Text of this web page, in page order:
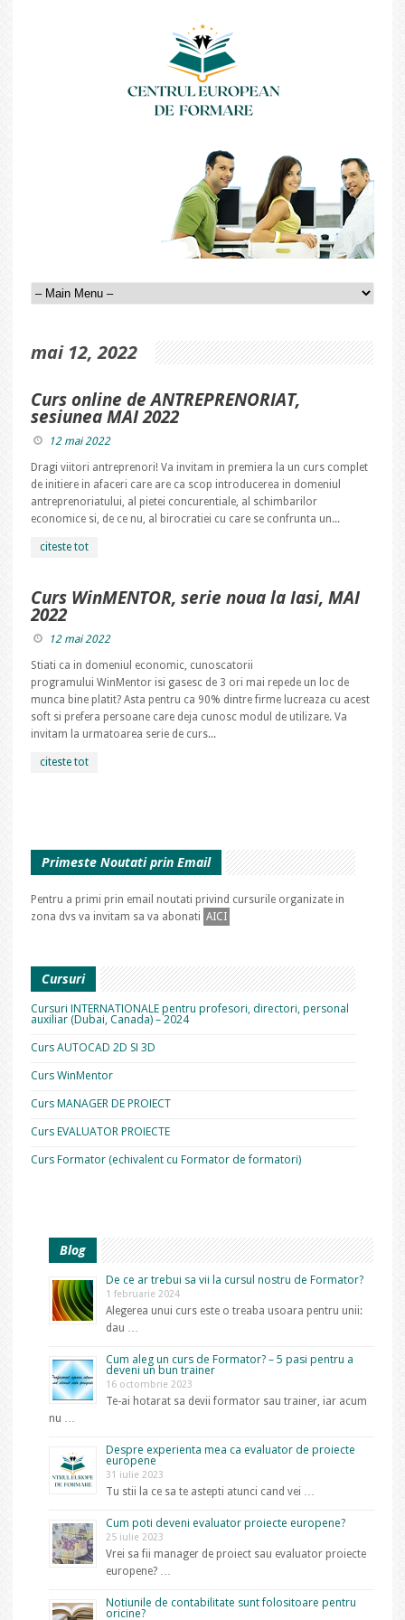
mai 12, 2022
Curs online de ANTREPRENORIAT,
sesiunea MAI 2022
12 mai 2022
Dragi viitori antreprenori! Va invitam in premiera la un curs complet
de initiere in afaceri care are ca scop introducerea in domeniul
antreprenoriatului, al pietei concurentiale, al schimbarilor
economice si, de ce nu, al birocratiei cu care se confrunta un...
citeste tot
Curs WinMENTOR, serie noua la Iasi, MAI
2022
12 mai 2022
Stiati ca in domeniul economic, cunoscatorii
programului WinMentor isi gasesc de 3 ori mai repede un loc de
munca bine platit? Asta pentru ca 90% dintre firme lucreaza cu acest
soft si prefera persoane care deja cunosc modul de utilizare. Va
invitam la urmatoarea serie de curs...
citeste tot
Primeste Noutati prin Email
Pentru a primi prin email noutati privind cursurile organizate in
zona dvs va invitam sa va abonati AICI
Cursuri
Cursuri INTERNATIONALE pentru profesori, directori, personal
auxiliar (Dubai, Canada) – 2024
Curs AUTOCAD 2D SI 3D
Curs WinMentor
Curs MANAGER DE PROIECT
Curs EVALUATOR PROIECTE
Curs Formator (echivalent cu Formator de formatori)
Blog
De ce ar trebui sa vii la cursul nostru de Formator?
1 februarie 2024
Alegerea unui curs este o treaba usoara pentru unii:
dau …
Cum aleg un curs de Formator? – 5 pasi pentru a
deveni un bun trainer
16 octombrie 2023
Te-ai hotarat sa devii formator sau trainer, iar acum
nu …
Despre experienta mea ca evaluator de proiecte
europene
31 iulie 2023
Tu stii la ce sa te astepti atunci cand vei …
Cum poti deveni evaluator proiecte europene?
25 iulie 2023
Vrei sa fii manager de proiect sau evaluator proiecte
europene? …
Notiunile de contabilitate sunt folositoare pentru
oricine?